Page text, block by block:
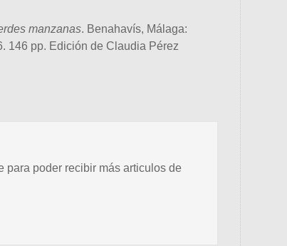
manzanas. Benahavís, Málaga:
146 pp. Edición de Claudia Pérez
para poder recibir más articulos de